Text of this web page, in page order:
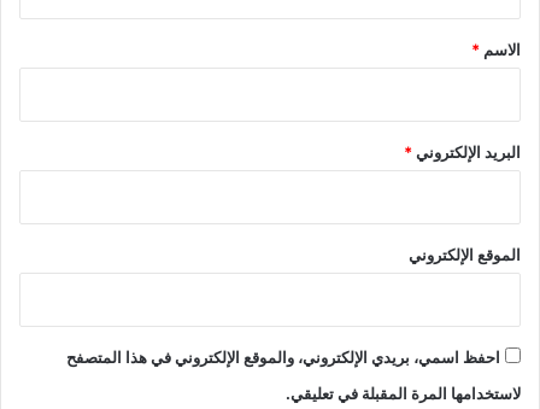
*
الاسم *
البريد الإلكتروني*
الموقع الإلكتروني
احفظ اسمي، بريدي الإلكتروني، والموقع الإلكتروني في هذا المتصفح
لاستخدامها المرة المقبلة في تعليقي.